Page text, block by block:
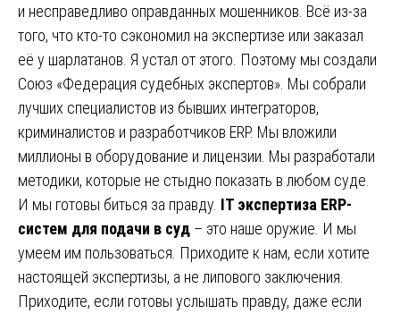
и несправедливо оправданных мошенников. Всё из-за
того, что кто-то сэкономил на экспертизе или заказал
её у шарлатанов. Я устал от этого. Поэтому мы создали
Союз «Федерация судебных экспертов». Мы собрали
лучших специалистов из бывших интеграторов,
криминалистов и разработчиков ERP. Мы вложили
миллионы в оборудование и лицензии. Мы разработали
методики, которые не стыдно показать в любом суде.
И мы готовы биться за правду. IT экспертиза ERP-
систем для подачи в суд – это наше оружие. И мы
умеем им пользоваться. Приходите к нам, если хотите
настоящей экспертизы, а не липового заключения.
Приходите, если готовы услышать правду, даже если